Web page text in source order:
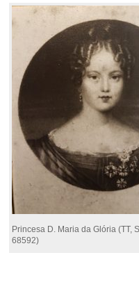
Princesa D. Maria da Glória (TT,
68592)